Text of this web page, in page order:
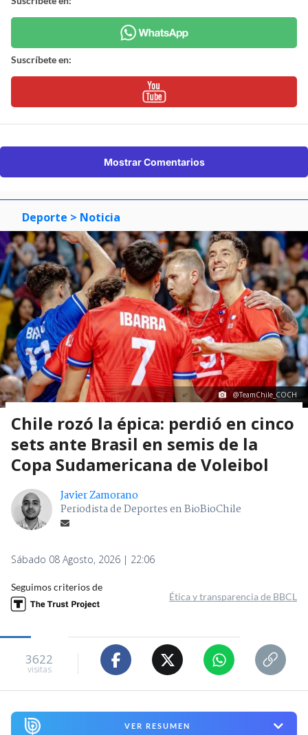
Suscríbete en:
Mostrar Comentarios
Deporte > Noticia
@TeamChile_COCH
Chile rozó la épica: perdió en cinco
sets ante Brasil en semis de la
Copa Sudamericana de Voleibol
Javier Zamorano
Periodista de Deportes en BioBioChile
Sábado 08 Agosto, 2026 | 22:06
Seguimos criterios de
Ética y transparencia de BBCL
3622
visitas
VER RESUMEN